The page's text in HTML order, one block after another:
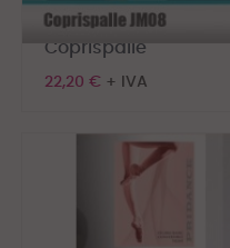
Coprispalle
22,20 € + IVA